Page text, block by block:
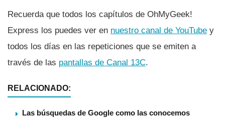
Recuerda que todos los capí­tulos de OhMyGeek!
Express los puedes ver en nuestro canal de YouTube y
todos los dí­as en las repeticiones que se emiten a
través de las pantallas de Canal 13C.
RELACIONADO:
Las búsquedas de Google como las conocemos